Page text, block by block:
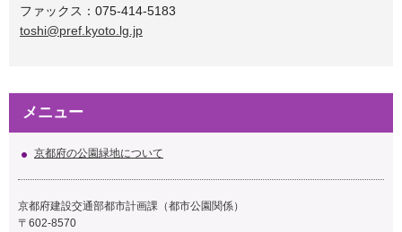
ファックス：075-414-5183
toshi@pref.kyoto.lg.jp
メニュー
京都府の公園緑地について
京都府建設交通部都市計画課（都市公園関係）
〒602-8570